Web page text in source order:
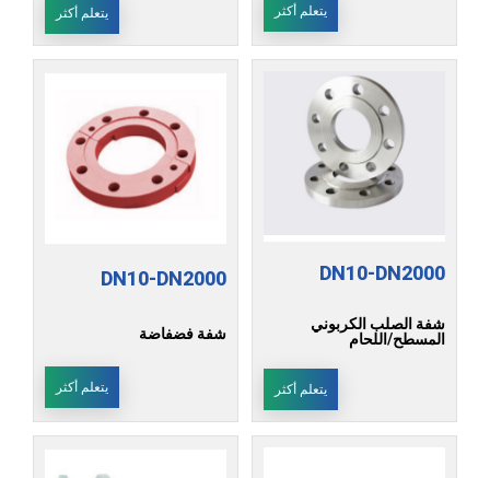
يتعلم أكثر يتعلم أكثر
DN10-DN2000
شفة الصلب الكربوني
المسطح/اللحام
يتعلم أكثر
DN10-DN2000
شفة فضفاضة
يتعلم أكثر